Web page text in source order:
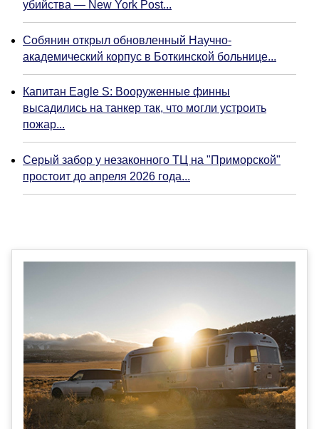
убийства — New York Post...
Собянин открыл обновленный Научно-
академический корпус в Боткинской больнице...
Капитан Eagle S: Вооруженные финны
высадились на танкер так, что могли устроить
пожар...
Серый забор у незаконного ТЦ на "Приморской"
простоит до апреля 2026 года...